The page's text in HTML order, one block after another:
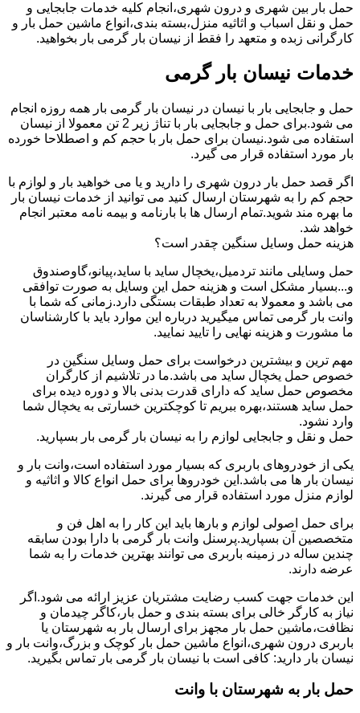
حمل بار بین شهری و درون شهری،انجام کلیه خدمات جابجایی و
حمل و نقل اسباب و اثاثیه منزل،بسته بندی،انواع ماشین حمل بار و
کارگرانی زبده و متعهد را فقط از نیسان بار گرمی بار بخواهید.
خدمات نیسان بار گرمی
حمل و جابجایی بار با نیسان در نیسان بار گرمی بار همه روزه انجام
می شود.برای حمل و جابجایی بار با تناژ زیر 2 تن معمولا از نیسان
استفاده می شود.نیسان برای حمل بار با حجم کم و اصطلاحا خورده
بار مورد استفاده قرار می گیرد.
اگر قصد حمل بار درون شهری را دارید و یا می خواهید بار و لوازم با
حجم کم را به شهرستان ارسال کنید می توانید از خدمات نیسان بار
ما بهره مند شوید.تمام ارسال ها با بارنامه و بیمه نامه معتبر انجام
خواهد شد.
هزینه حمل وسایل سنگین چقدر است؟
حمل وسایلی مانند تردمیل،یخچال ساید با ساید،پیانو،گاوصندوق
و...بسیار مشکل است و هزینه حمل این وسایل به صورت توافقی
می باشد و معمولا به تعداد طبقات بستگی دارد.زمانی که شما با
وانت بار گرمی تماس میگیرید درباره این موارد باید با کارشناسان
ما مشورت و هزینه نهایی را تایید نمایید.
مهم ترین و بیشترین درخواست برای حمل وسایل سنگین در
خصوص حمل یخچال ساید می باشد.ما در تلاشیم از کارگران
مخصوص حمل ساید که دارای قدرت بدنی بالا و دوره دیده برای
حمل ساید هستند،بهره ببریم تا کوچکترین خسارتی به یخچال شما
وارد نشود.
حمل و نقل و جابجایی لوازم را به نیسان بار گرمی بار بسپارید.
یکی از خودروهای باربری که بسیار مورد استفاده است،وانت بار و
نیسان بار ها می باشد.این خودروها برای حمل انواع کالا و اثاثیه و
لوازم منزل مورد استفاده قرار می گیرند.
برای حمل اصولی لوازم و بارها باید این کار را به اهل فن و
متخصصین آن بسپارید.پرسنل وانت بار گرمی با دارا بودن سابقه
چندین ساله در زمینه باربری می توانند بهترین خدمات را به شما
عرضه دارند.
این خدمات جهت کسب رضایت مشتریان عزیز ارائه می شود.اگر
نیاز به کارگر خالی برای بسته بندی و حمل بار،کاگر چیدمان و
نظافت،ماشین حمل بار مجهز برای ارسال بار به شهرستان یا
باربری درون شهری،انواع ماشین حمل بار کوچک و بزرگ،وانت بار و
نیسان بار دارید: کافی است با نیسان بار گرمی بار تماس بگیرید.
حمل بار به شهرستان با وانت